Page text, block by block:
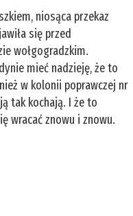
niosąca przekaz
się przed
wołgogradzkim.
mieć nadzieję, że to
w kolonii poprawczej nr
tak kochają. I że to
wracać znowu i znowu.